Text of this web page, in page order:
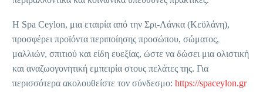
Η Spa Ceylon, μια εταιρία από την Σρι-Λάνκα (Κεϋλάνη),
προσφέρει προϊόντα περιποίησης προσώπου, σώματος,
μαλλιών, σπιτιού και είδη ευεξίας, ώστε να δώσει μια ολιστική
και αναζωογονητική εμπειρία στους πελάτες της. Για
περισσότερα ακολουθείστε τον σύνδεσμο: https://spaceylon.gr